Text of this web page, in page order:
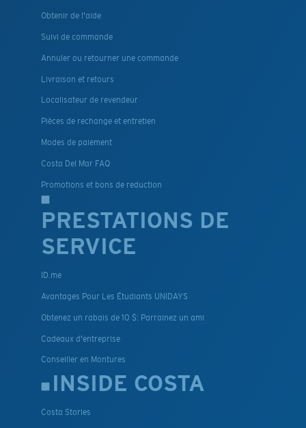
Obtenir de l'aide
Suivi de commande
Annuler ou retourner une commande
Livraison et retours
Localisateur de revendeur
Pièces de rechange et entretien
Modes de paiement
Costa Del Mar FAQ
Promotions et bons de reduction
PRESTATIONS DE
SERVICE
ID.me
Avantages Pour Les Étudiants UNIDAYS
Obtenez un rabais de 10 $: Parrainez un ami
Cadeaux d'entreprise
Conseiller en Montures
INSIDE COSTA
Costa Stories